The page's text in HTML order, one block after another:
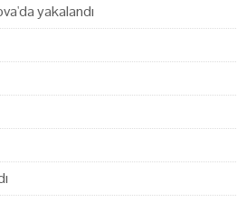
yakalandı